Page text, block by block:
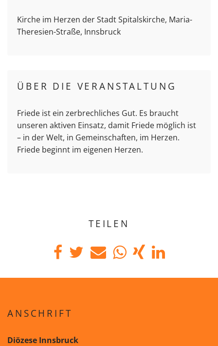
Kirche im Herzen der Stadt Spitalskirche, Maria-
Theresien-Straße, Innsbruck
ÜBER DIE VERANSTALTUNG
Friede ist ein zerbrechliches Gut. Es braucht
unseren aktiven Einsatz, damit Friede möglich ist
– in der Welt, in Gemeinschaften, im Herzen.
Friede beginnt im eigenen Herzen.
TEILEN
ANSCHRIFT
Diözese Innsbruck